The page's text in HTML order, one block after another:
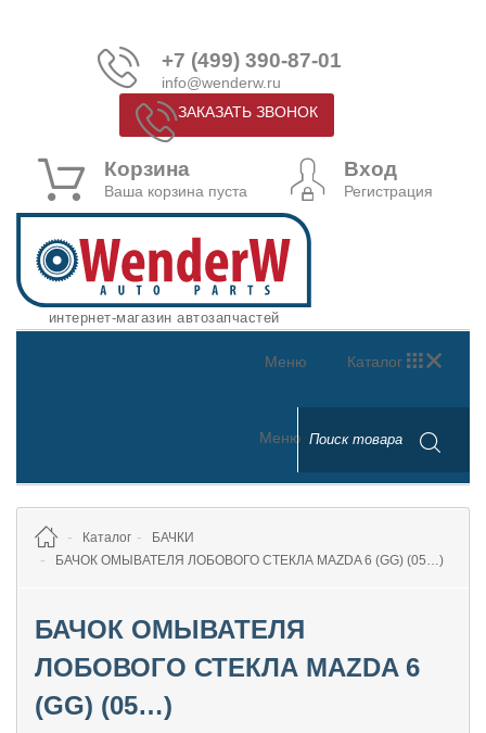
+7 (499) 390-87-01
info@wenderw.ru
ЗАКАЗАТЬ ЗВОНОК
Корзина
Ваша корзина пуста
Вход
Регистрация
интернет-магазин автозапчастей
Каталог
Меню
Меню
Каталог
БАЧКИ
БАЧОК ОМЫВАТЕЛЯ ЛОБОВОГО СТЕКЛА MAZDA 6 (GG) (05…)
БАЧОК ОМЫВАТЕЛЯ
ЛОБОВОГО СТЕКЛА MAZDA 6
(GG) (05…)